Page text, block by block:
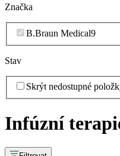
Značka
B.Braun Medical9
Stav
Skrýt nedostupné
Infúzní